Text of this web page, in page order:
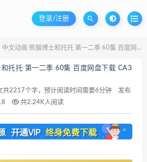
登录/注册
中文动画 熊猫博士和托托 第一二季 60集 百度网盘下载 CA38194
托托 第一二季 60集 百度网盘下载 CA3
共2217个字，预计阅读时间需要6分钟
发布
共2.24K人阅读